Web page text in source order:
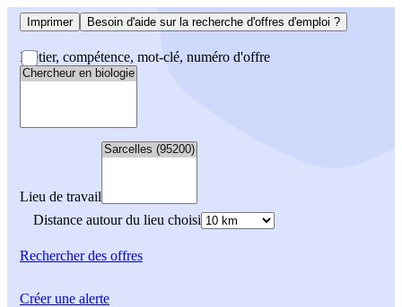
Imprimer Besoin d'aide sur la recherche d'offres d'emploi ?
Métier, compétence, mot-clé, numéro d'offre
Lieu de travail
Distance autour du lieu choisi
Rechercherdes offres
Créer une alerte